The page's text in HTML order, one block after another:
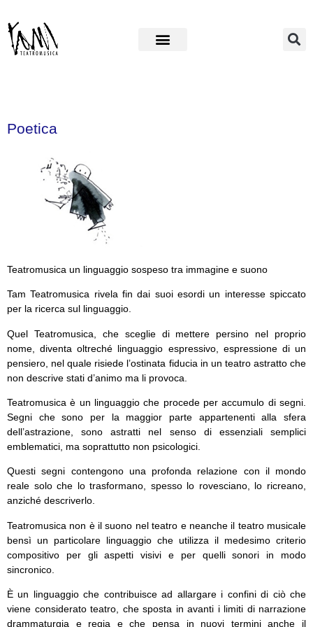
Poetica
Teatromusica un linguaggio sospeso tra immagine e suono
Tam Teatromusica rivela fin dai suoi esordi un interesse spiccato
per la ricerca sul linguaggio.
Quel Teatromusica, che sceglie di mettere persino nel proprio
nome, diventa oltreché linguaggio espressivo, espressione di un
pensiero, nel quale risiede l’ostinata fiducia in un teatro astratto che
non descrive stati d’animo ma li provoca.
Teatromusica è un linguaggio che procede per accumulo di segni.
Segni che sono per la maggior parte appartenenti alla sfera
dell’astrazione, sono astratti nel senso di essenziali semplici
emblematici, ma soprattutto non psicologici.
Questi segni contengono una profonda relazione con il mondo
reale solo che lo trasformano, spesso lo rovesciano, lo ricreano,
anziché descriverlo.
Teatromusica non è il suono nel teatro e neanche il teatro musicale
bensì un particolare linguaggio che utilizza il medesimo criterio
compositivo per gli aspetti visivi e per quelli sonori in modo
sincronico.
È un linguaggio che contribuisce ad allargare i confini di ciò che
viene considerato teatro, che sposta in avanti i limiti di narrazione
drammaturgia e regia e che pensa in nuovi termini anche il